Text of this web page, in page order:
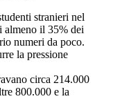
stranieri nel
almeno il 35% dei
numeri da poco.
la pressione
circa 214.000
800.000 e la